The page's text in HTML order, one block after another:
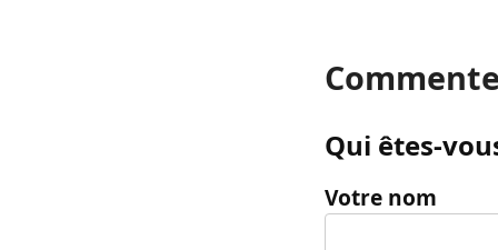
Qui êtes-
Votre nom